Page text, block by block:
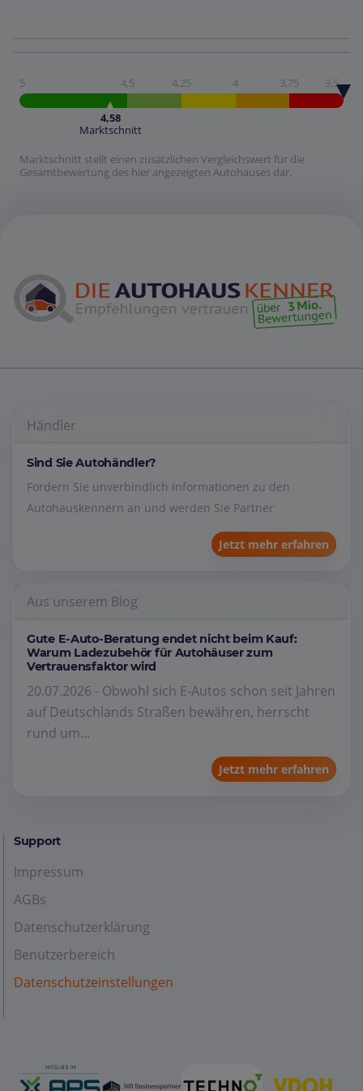
5 4,5 4,25 4 3,75 3,5
4,58
Marktschnitt
Marktschnitt stellt einen zusätzlichen Vergleichswert für die
Gesamtbewertung des hier angezeigten Autohauses dar.
Händler
Sind Sie Autohändler?
Fordern Sie unverbindlich Informationen zu den
Autohauskennern an und werden Sie Partner
Jetzt mehr erfahren
Aus unserem Blog
Gute E-Auto-Beratung endet nicht beim Kauf:
Warum Ladezubehör für Autohäuser zum
Vertrauensfaktor wird
20.07.2026 - Obwohl sich E-Autos schon seit Jahren
auf Deutschlands Straßen bewähren, herrscht
rund um...
Jetzt mehr erfahren
Support
Impressum
AGBs
Datenschutzerklärung
Benutzerbereich
Datenschutzeinstellungen